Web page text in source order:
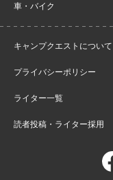
車・バイク
キャンプクエストについて
プライバシーポリシー
ライター一覧
読者投稿・ライター採用